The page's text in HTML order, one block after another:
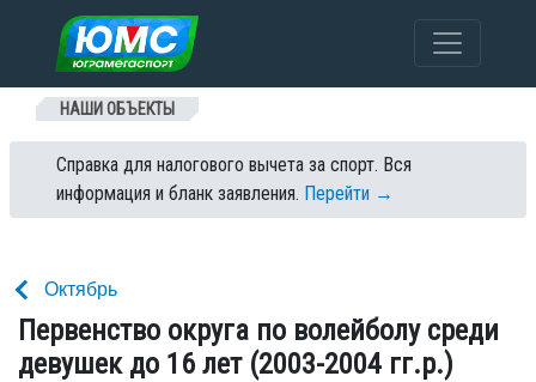
Перейти к содержанию
НАШИ ОБЪЕКТЫ
Справка для налогового вычета за спорт. Вся
информация и бланк заявления. Перейти →
Октябрь
Первенство округа по волейболу среди
девушек до 16 лет (2003-2004 гг.р.)